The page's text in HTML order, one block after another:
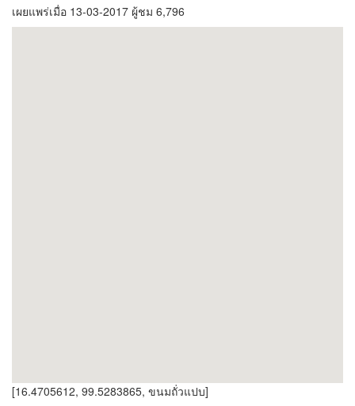
เผยแพร่เมื่อ 13-03-2017 ผู้ชม 6,796
[16.4705612, 99.5283865, ขนมถั่วแปบ]